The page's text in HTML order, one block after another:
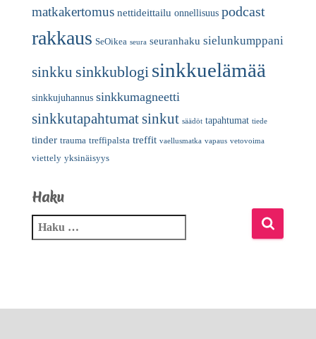
matkakertomus nettideittailu onnellisuus podcast
rakkaus SeOikea seura seuranhaku sielunkumppani
sinkku sinkkublogi sinkkuelämää
sinkkujuhannus sinkkumagneetti
sinkkutapahtumatsinkut säädöt tapahtumat tiede
tinder trauma treffipalsta treffit vaellusmatka vapaus vetovoima
viettely yksinäisyys
Haku